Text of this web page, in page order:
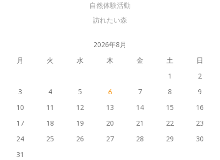
自然体験活動
訪れたい森
2026年8月
月
火 水 木 金 土
日
1
2
3
4 5 6 7 8
9
10
11 12 13 14 15
16
17
18 19 20 21 22
23
24
25 26 27 28 29
30
31